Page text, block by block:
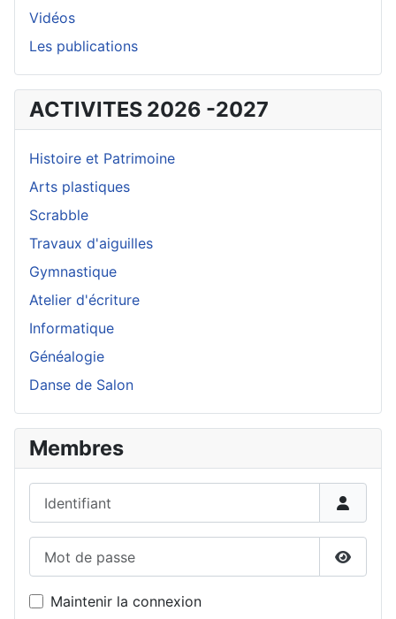
Vidéos
Les publications
ACTIVITES 2026 -2027
Histoire et Patrimoine
Arts plastiques
Scrabble
Travaux d'aiguilles
Gymnastique
Atelier d'écriture
Informatique
Généalogie
Danse de Salon
Membres
Maintenir la connexion